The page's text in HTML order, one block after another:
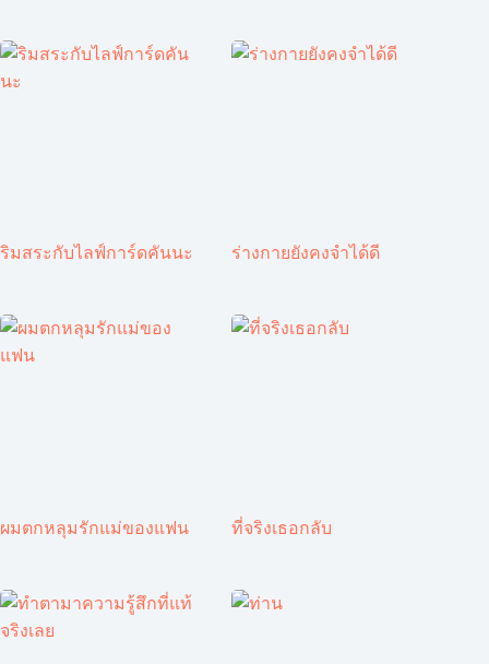
ริมสระกับไลฟ์การ์ดคันนะ ร่างกายยังคงจำได้ดี
ผมตกหลุมรักแม่ของแฟน ที่จริงเธอกลับ